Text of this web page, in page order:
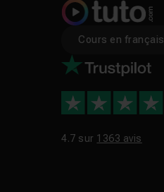
Cours en français
4.7 sur 1363 avis